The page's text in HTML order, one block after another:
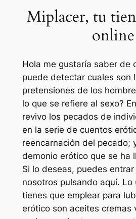
Miplacer, tu
online
Hola me gustaría saber de
puede detectar cuales son
pretensiones de los
lo que se refiere al sexo?
revivo los pecados de
en la serie de cuentos
reencarnación del pecado;
demonio erótico que se ha
Si lo deseas, puedes
nosotros pulsando aquí. Lo
tienes que emplear para
erótico son aceites cremas